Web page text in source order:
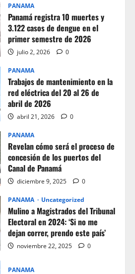
PANAMA
Panamá registra 10 muertes y
3.122 casos de dengue en el
primer semestre de 2026
julio 2, 2026 0
PANAMA
Trabajos de mantenimiento en la
red eléctrica del 20 al 26 de
abril de 2026
abril 21, 2026 0
PANAMA
Revelan cómo será el proceso de
concesión de los puertos del
Canal de Panamá
diciembre 9, 2025 0
PANAMA Uncategorized
Mulino a Magistrados del Tribunal
Electoral en 2024: ‘Si no me
dejan correr, prendo este país’
noviembre 22, 2025 0
PANAMA